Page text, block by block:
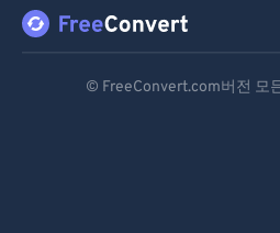
© FreeConvert.com버전 모